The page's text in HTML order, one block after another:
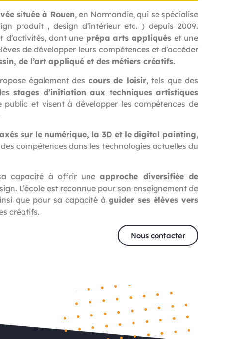
située à Rouen, en Normandie, qui se spécialise
produit , design d’intérieur etc. ) depuis 2009.
d’activités, dont une prépa arts appliqués et une
de développer leurs compétences et d’accéder
de l’art appliqué et des métiers créatifs.
également des cours de loisir, tels que des
stages d’initiation aux techniques artistiques
public et visent à développer les compétences de
axés sur le numérique, la 3D et le digital painting,
compétences dans les technologies actuelles du
sa capacité à offrir uneapproche diversifiée de
L’école est reconnue pour son enseignement de
que pour sa capacité àguider ses élèves vers
créatifs.
Nous contacter